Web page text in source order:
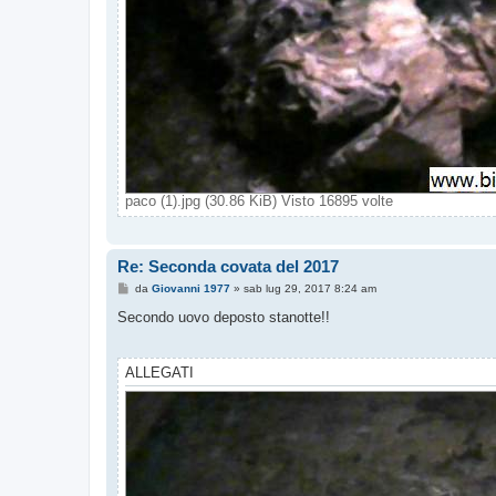
paco (1).jpg (30.86 KiB) Visto 16895 volte
Re: Seconda covata del 2017
M
s
g
o
da Giovanni 1977» sab lug 29, 2017 8:24 am
Secondo uovo deposto stanotte!!
ALLEGATI